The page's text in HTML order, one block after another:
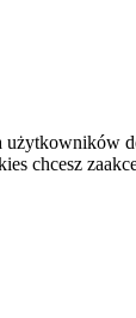
użytkowników
chcesz